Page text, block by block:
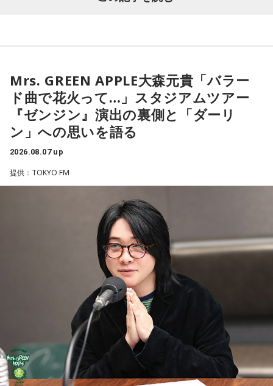
てみては。
4．どうやって放水しているのか……我慢しすぎ度20％
上手な出し方を気にしたあなた。本音を出そうという意識は
しっかり持っているので、我慢しすぎは少なめです。ただ、
ことも。完璧を意識しすぎず、素直に伝えてみるのがコツで
す。
我慢できるのは、あなたが優しくて、まわりを思いやれる証
拠です。あとは少しだけ、自分の本音も大切にしてあげまし
■監修者プロフィール：草彅健太（くさなぎ・けんた）
東京池袋占い館セレーネ所属。メンタルケアカウンセラー。
鑑定件数は若い女性を中心に7,000件を超え、占いイベントや
アプリの監修も手がける。また、イベントMCや声優としての
活動もしており、芸能関係者からの依頼も多い。
Webサイト：https://selene-uranai.com/
YouTube：
https://youtu.be/UHrZuZcHTj4
寅の日は、古くから金運や旅立ちに縁起が良いとされる吉日
■2026年8月8日はどんな日？
2026年8月8日（土）・先勝
・寅の日
・六曜「先勝」（午前中が吉とされる）
「8」が並ぶことから縁起の良い日というイメージを持つ人も
いますが、暦の上では寅の日にあたるのが最大の特徴です。
で、一般的には午前中が吉、午後は控えめ
に過ごすのが良いという考え方があります。
寅の日とは、12日に一度巡ってくる吉日
虎は古くから「千里行って千里帰る」という言い伝えがあ
り、「出ていったものが無事に戻ってくる」と考えられてき
ました。そのため、お金や旅に関する縁起の良い日として親
しまれています。
Mrs. GREEN APPLE大森元貴「バラー
ド曲で花火って…」スタジアムツアー
『ゼンジン』演出の裏側と「ダーリ
ン」への思いを語る
2026.08.07 up
提供：TOKYO FM